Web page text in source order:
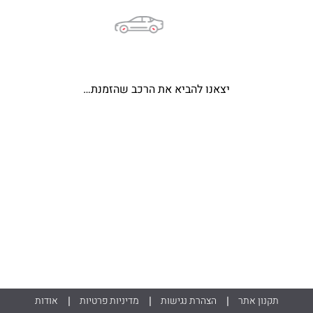
יצאנו להביא את הרכב שהזמנת…
תקנון אתר הצהרת נגישות מדיניות פרטיות אודות